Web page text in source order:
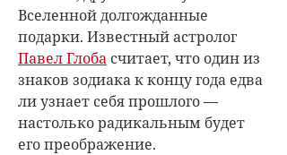
Вселенной долгожданные
подарки. Известный астролог
Павел Глоба считает, что один из
знаков зодиака к концу года едва
ли узнает себя прошлого —
настолько радикальным будет
его преображение.